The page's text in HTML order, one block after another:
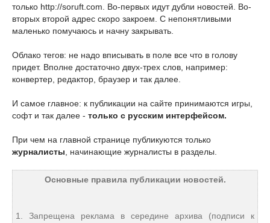
только http://soruft.com. Во-первых идут дубли новостей. Во-
вторых второй адрес скоро закроем. С непонятливыми
маленько помучаюсь и начну закрывать.
Облако тегов: не надо вписывать в поле все что в голову
придет. Вполне достаточно двух-трех слов, например:
конвертер, редактор, браузер и так далее.
И самое главное: к публикации на сайте принимаются игры,
софт и так далее - только с русским интерфейсом.
При чем на главной странице публикуются только
журналисты , начинающие журналисты в разделы.
Основные правила публикации новостей.
1. Запрещена реклама в середине архива (подписи к